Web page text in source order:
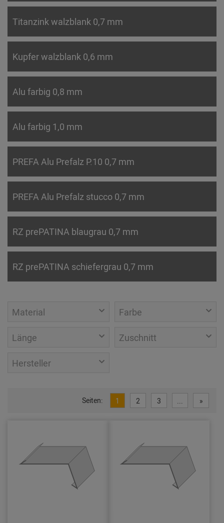
Titanzink walzblank 0,7 mm
Kupfer walzblank 0,6 mm
Alu farbig 0,8 mm
Alu farbig 1,0 mm
PREFA Alu Prefalz P.10 0,7 mm
PREFA Alu Prefalz stucco 0,7 mm
RZ prePATINA blaugrau 0,7 mm
RZ prePATINA schiefergrau 0,7 mm
Material Farbe
Länge Zuschnitt
Hersteller
Seiten: 1 2 3 ... »